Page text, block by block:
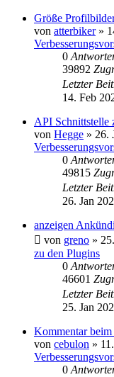
Größe
von atterbiker»
0
39892
Letzter
14. Feb
API Schnittstelle
von Hegge » 26.
0
49815
Letzter
26. Jan
anzeigen
von greno »
zu den Plugins
0
46601
Letzter
25. Jan
Kommentar
von cebulon »
0